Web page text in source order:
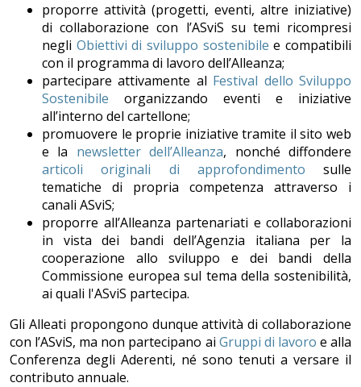
proporre attività (progetti, eventi, altre iniziative)
di collaborazione con l’ASviS su temi ricompresi
negli Obiettivi di sviluppo sostenibile e compatibili
con il programma di lavoro dell’Alleanza;
partecipare attivamente al Festival dello Sviluppo
Sostenibile organizzando eventi e iniziative
all’interno del cartellone;
promuovere le proprie iniziative tramite il sito web
e la newsletter dell’Alleanza, nonché diffondere
articoli originali di approfondimento sulle
tematiche di propria competenza attraverso i
canali ASviS;
proporre all’Alleanza partenariati e collaborazioni
in vista dei bandi dell’Agenzia italiana per la
cooperazione allo sviluppo e dei bandi della
Commissione europea sul tema della sostenibilità,
ai quali l'ASviS partecipa.
Gli Alleati propongono dunque attività di collaborazione
con l’ASviS, ma non partecipano ai Gruppi di lavoro e alla
Conferenza degli Aderenti, né sono tenuti a versare il
contributo annuale.